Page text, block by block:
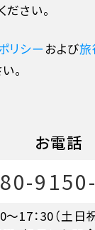
さい。
リシーおよび
。
お電話
～17：30（土